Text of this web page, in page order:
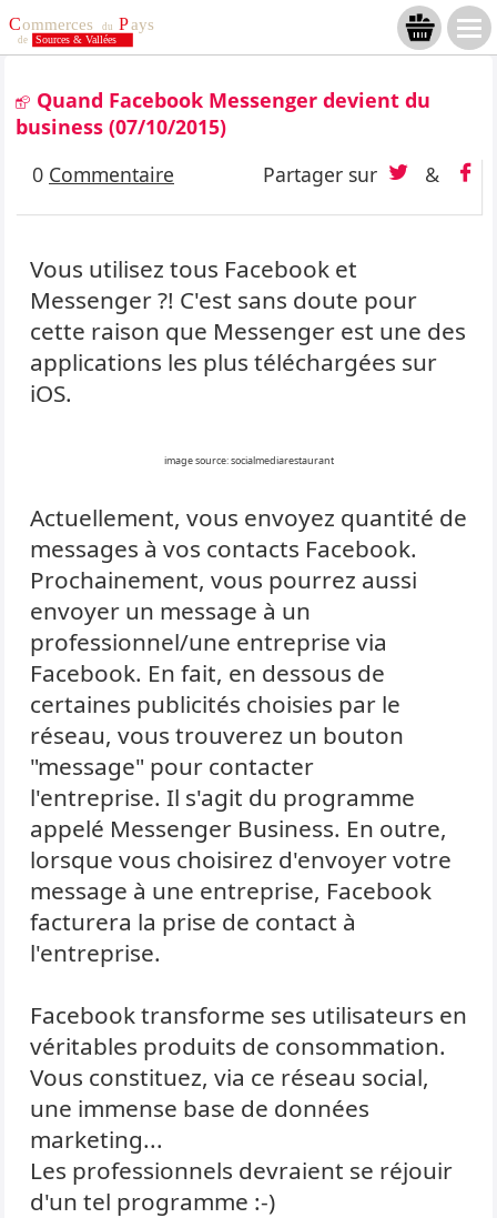
Quand Facebook Messenger devient du
business (07/10/2015)
0 Commentaire Partager sur &
Vous utilisez tous Facebook et
Messenger ?! C'est sans doute pour
cette raison que Messenger est une des
applications les plus téléchargées sur
iOS.
image source: socialmediarestaurant
Actuellement, vous envoyez quantité de
messages à vos contacts Facebook.
Prochainement, vous pourrez aussi
envoyer un message à un
professionnel/une entreprise via
Facebook. En fait, en dessous de
certaines publicités choisies par le
réseau, vous trouverez un bouton
"message" pour contacter
l'entreprise. Il s'agit du programme
appelé Messenger Business. En outre,
lorsque vous choisirez d'envoyer votre
message à une entreprise, Facebook
facturera la prise de contact à
l'entreprise.
Facebook transforme ses utilisateurs en
véritables produits de consommation.
Vous constituez, via ce réseau social,
une immense base de données
marketing...
Les professionnels devraient se réjouir
d'un tel programme :-)